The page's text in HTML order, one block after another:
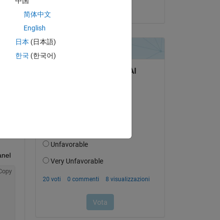
简体中文
English
日本 (日本語)
한국 (한국어)